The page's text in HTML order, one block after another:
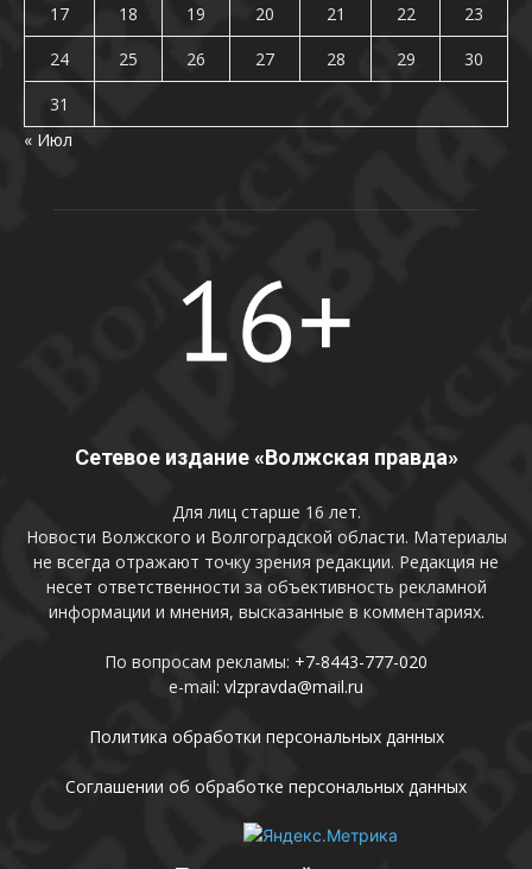
17
18 19 20 21 22
23
24
25 26 27 28 29
30
31
« Июл
Сетевое издание «Волжская правда»
Для лиц старше 16 лет.
Новости Волжского и Волгоградской области. Материалы
не всегда отражают точку зрения редакции. Редакция не
несет ответственности за объективность рекламной
информации и мнения, высказанные в комментариях.
По вопросам рекламы: +7-8443-777-020
e-mail: vlzpravda@mail.ru
Политика обработки персональных данных
Соглашении об обработке персональных данных